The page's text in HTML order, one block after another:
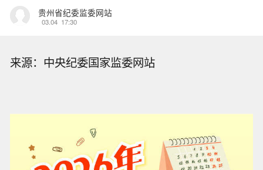
贵州省纪委监委网站
03.04 17:30
来源：中央纪委国家监委网站